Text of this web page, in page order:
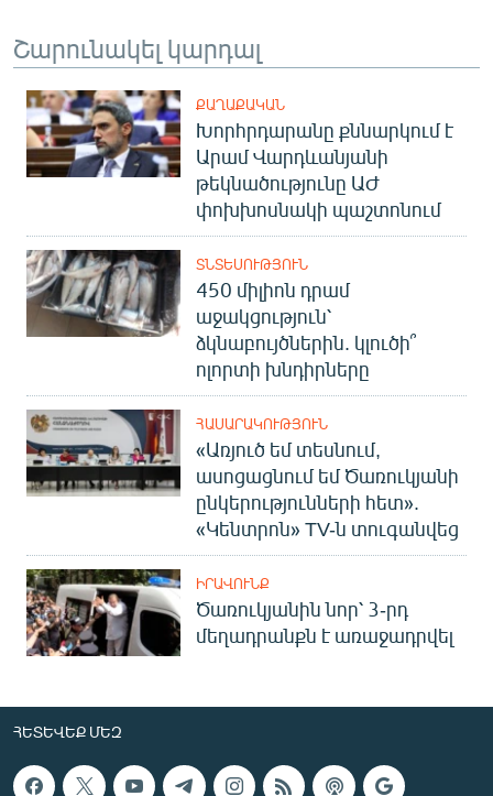
Շարունակել կարդալ
ՔԱՂԱՔԱԿԱՆ
Խորհրդարանը քննարկում է
Արամ Վարդևանյանի
թեկնածությունը ԱԺ
փոխխոսնակի պաշտոնում
ՏՆՏԵՍՈՒԹՅՈՒՆ
450 միլիոն դրամ
աջակցություն՝
ձկնաբույծներին. կլուծի՞
ոլորտի խնդիրները
ՀԱՍԱՐԱԿՈՒԹՅՈՒՆ
«Առյուծ եմ տեսնում,
ասոցացնում եմ Ծառուկյանի
ընկերությունների հետ».
«Կենտրոն» TV-ն տուգանվեց
ԻՐԱՎՈՒՆՔ
Ծառուկյանին նոր՝ 3-րդ
մեղադրանքն է առաջադրվել
ՀԵՏԵՎԵՔ ՄԵԶ